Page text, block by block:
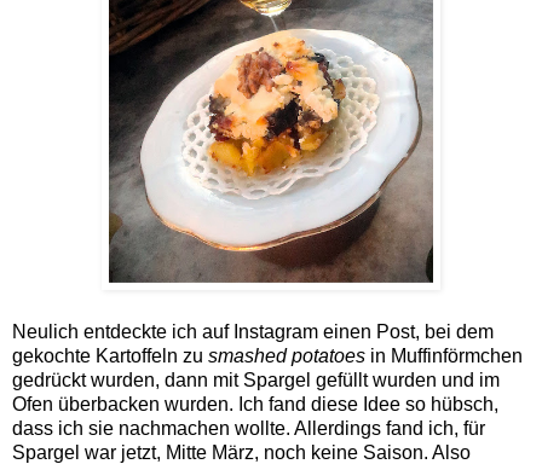
Neulich entdeckte ich auf Instagram einen Post, bei dem
gekochte Kartoffeln zu smashed potatoes in Muffinförmchen
gedrückt wurden, dann mit Spargel gefüllt wurden und im
Ofen überbacken wurden. Ich fand diese Idee so hübsch,
dass ich sie nachmachen wollte. Allerdings fand ich, für
Spargel war jetzt, Mitte März, noch keine Saison. Also